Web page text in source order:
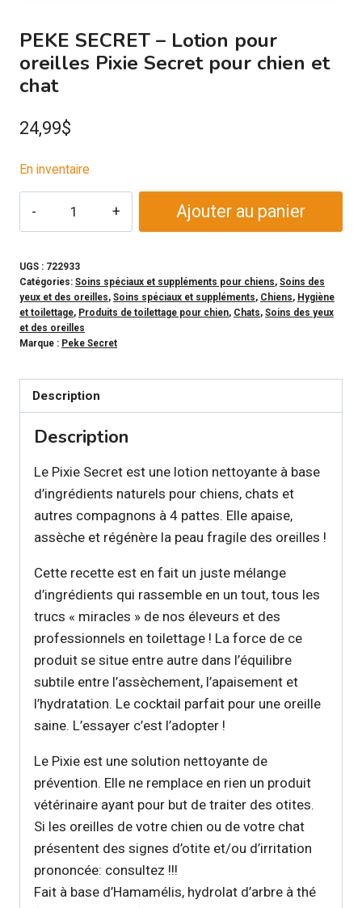
PEKE SECRET – Lotion pour
oreilles Pixie Secret pour chien et
chat
24,99$
En inventaire
SECRET
-
Lotion
pour
Pixie
Secret
chien
chat
Ajouter au panier
UGS : 722933
Catégories: Soins spéciaux et suppléments pour chiens, Soins des
yeux et des oreilles, Soins spéciaux et suppléments, Chiens, Hygiène
et toilettage, Produits de toilettage pour chien, Chats, Soins des yeux
et des oreilles
Marque : Peke Secret
Description
Description
Le Pixie Secret est une lotion nettoyante à base
d’ingrédients naturels pour chiens, chats et
autres compagnons à 4 pattes. Elle apaise,
assèche et régénère la peau fragile des oreilles !
Cette recette est en fait un juste mélange
d’ingrédients qui rassemble en un tout, tous les
trucs « miracles » de nos éleveurs et des
professionnels en toilettage ! La force de ce
produit se situe entre autre dans l’équilibre
subtile entre l’assèchement, l’apaisement et
l’hydratation. Le cocktail parfait pour une oreille
saine. L’essayer c’est l’adopter !
Le Pixie est une solution nettoyante de
prévention. Elle ne remplace en rien un produit
vétérinaire ayant pour but de traiter des otites.
Si les oreilles de votre chien ou de votre chat
présentent des signes d’otite et/ou d’irritation
prononcée: consultez !!!
Fait à base d’Hamamélis, hydrolat d’arbre à thé